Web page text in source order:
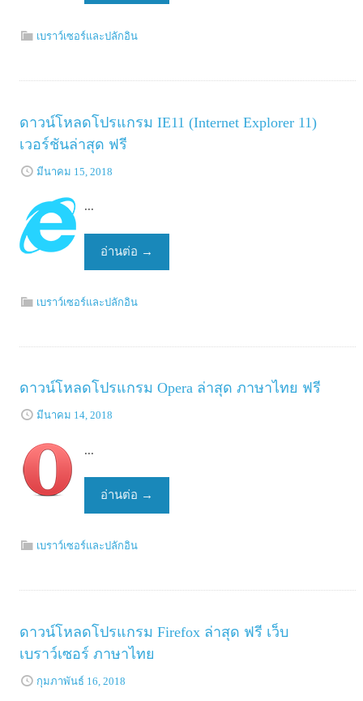
เบราว์เซอร์และปลักอิน
ดาวน์โหลดโปรแกรม IE11 (Internet Explorer 11)
เวอร์ชันล่าสุด ฟรี
มีนาคม 15, 2018
...
อ่านต่อ →
เบราว์เซอร์และปลักอิน
ดาวน์โหลดโปรแกรม Opera ล่าสุด ภาษาไทย ฟรี
มีนาคม 14, 2018
...
อ่านต่อ →
เบราว์เซอร์และปลักอิน
ดาวน์โหลดโปรแกรม Firefox ล่าสุด ฟรี เว็บ
เบราว์เซอร์ ภาษาไทย
กุมภาพันธ์ 16, 2018